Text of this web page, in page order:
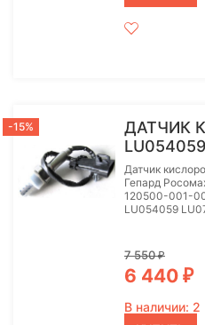
-15%
ДАТЧИК
Датчик
Гепард
120500-001-
LU054059
7 550₽
6 440 ₽
В наличии: 2